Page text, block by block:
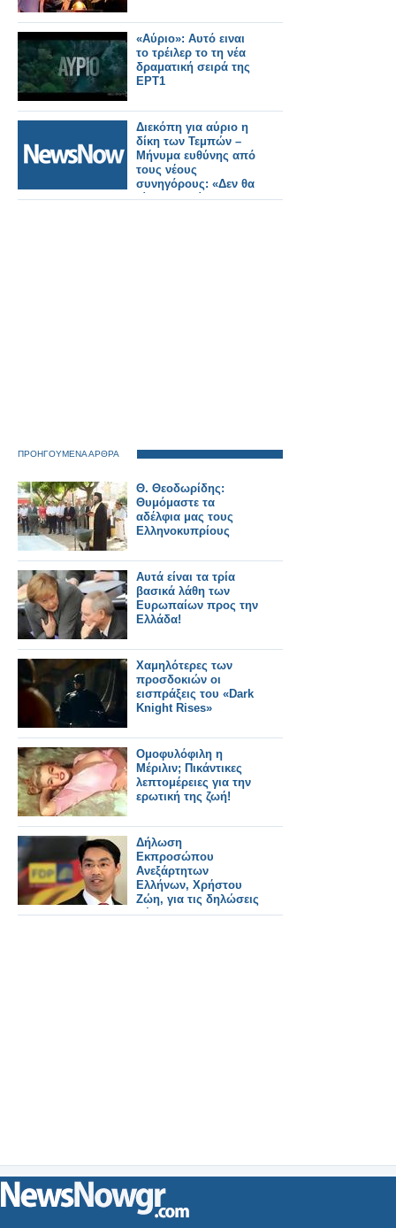
«Αύριο»: Αυτό ειναι
το τρέιλερ το τη νέα
δραματική σειρά της
ΕΡΤ1
Διεκόπη για αύριο η
δίκη των Τεμπών –
Μήνυμα ευθύνης από
τους νέους
συνηγόρους: «Δεν θα
γίνουμε αιτία
ΠΡΟΗΓΟΥΜΕΝΑ ΑΡΘΡΑ
Θ. Θεοδωρίδης:
Θυμόμαστε τα
αδέλφια μας τους
Ελληνοκυπρίους
Αυτά είναι τα τρία
βασικά λάθη των
Ευρωπαίων προς την
Ελλάδα!
Χαμηλότερες των
προσδοκιών οι
εισπράξεις του «Dark
Knight Rises»
Ομοφυλόφιλη η
Μέριλιν; Πικάντικες
λεπτομέρειες για την
ερωτική της ζωή!
Δήλωση
Εκπροσώπου
Ανεξάρτητων
Ελλήνων, Χρήστου
Ζώη, για τις δηλώσεις
Ρέσλερ